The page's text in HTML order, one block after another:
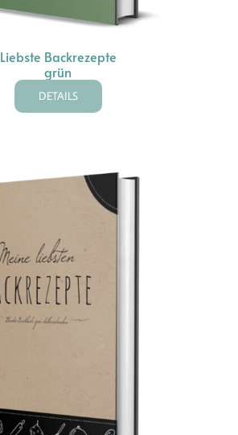
Liebste Backrezepte
grün
DETAILS